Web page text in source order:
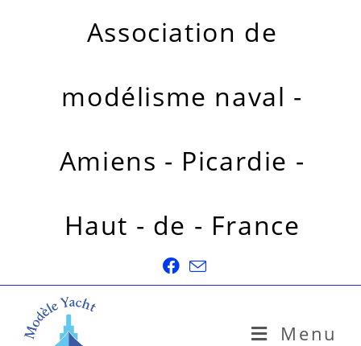
Association de
modélisme naval -
Amiens - Picardie -
Haut - de - France
Menu